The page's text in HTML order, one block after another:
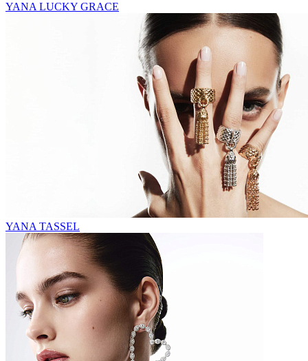
YANA LUCKY GRACE
YANA TASSEL